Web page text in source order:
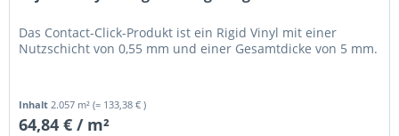
Das Contact-Click-Produkt ist ein Rigid Vinyl mit einer
Nutzschicht von 0,55 mm und einer Gesamtdicke von 5 mm.
Inhalt2.057 m²(= 133,38 € )
64,84 € / m²